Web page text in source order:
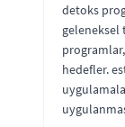
detoks
geleneksel
hedefler.